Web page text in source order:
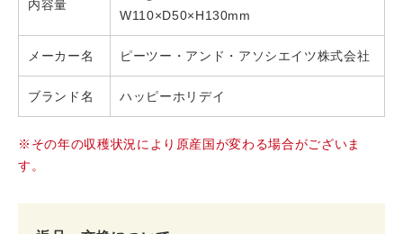
内容量
W110×D50×H130mm
メーカー名 ピーツー・アンド・アソシエイツ株式会社
ブランド名 ハッピーホリデイ
※その年の収穫状況により原産国が変わる場合がございま
す。